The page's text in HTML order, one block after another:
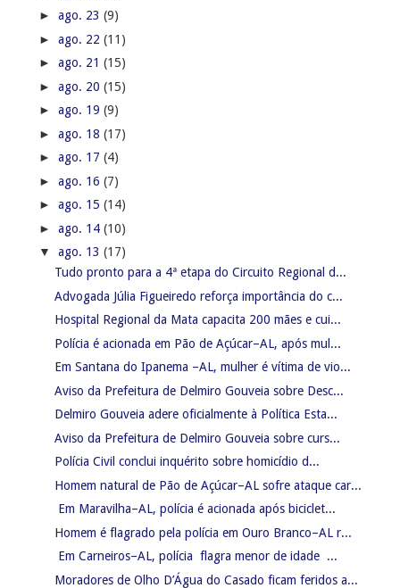
► ago. 23 (9)
► ago. 22 (11)
► ago. 21 (15)
► ago. 20 (15)
► ago. 19 (9)
► ago. 18 (17)
► ago. 17 (4)
► ago. 16 (7)
► ago. 15 (14)
► ago. 14 (10)
▼ ago. 13 (17)
Tudo pronto para a 4ª etapa do Circuito Regional d...
Advogada Júlia Figueiredo reforça importância do c...
Hospital Regional da Mata capacita 200 mães e cui...
Polícia é acionada em Pão de Açúcar–AL, após mul...
Em Santana do Ipanema –AL, mulher é vítima de vio...
Aviso da Prefeitura de Delmiro Gouveia sobre Desc...
Delmiro Gouveia adere oficialmente à Política Esta...
Aviso da Prefeitura de Delmiro Gouveia sobre curs...
Polícia Civil conclui inquérito sobre homicídio d...
Homem natural de Pão de Açúcar–AL sofre ataque car...
Em Maravilha–AL, polícia é acionada após biciclet...
Homem é flagrado pela polícia em Ouro Branco–AL r...
Em Carneiros–AL, polícia flagra menor de idade ...
Moradores de Olho D’Água do Casado ficam feridos a...